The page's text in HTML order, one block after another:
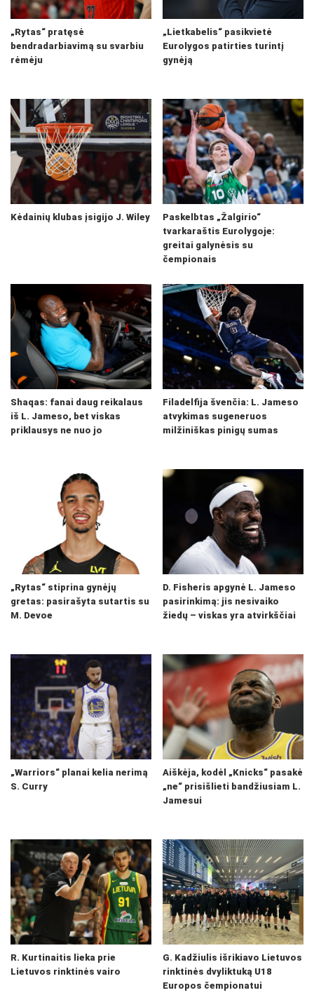
„Rytas“ pratęsė
bendradarbiavimą su svarbiu
rėmėju
„Lietkabelis“ pasikvietė
Eurolygos patirties turintį
gynėją
Kėdainių klubas įsigijo J. Wiley
Paskelbtas „Žalgirio“
tvarkaraštis Eurolygoje:
greitai galynėsis su
čempionais
Shaqas: fanai daug reikalaus
iš L. Jameso, bet viskas
priklausys ne nuo jo
Filadelfija švenčia: L. Jameso
atvykimas sugeneruos
milžiniškas pinigų sumas
„Rytas“ stiprina gynėjų
gretas: pasirašyta sutartis su
M. Devoe
D. Fisheris apgynė L. Jameso
pasirinkimą: jis nesivaiko
žiedų – viskas yra atvirkščiai
„Warriors“ planai kelia nerimą
S. Curry
Aiškėja, kodėl „Knicks“ pasakė
„ne“ prisišlieti bandžiusiam L.
Jamesui
R. Kurtinaitis lieka prie
Lietuvos rinktinės vairo
G. Kadžiulis išrikiavo Lietuvos
rinktinės dvyliktuką U18
Europos čempionatui